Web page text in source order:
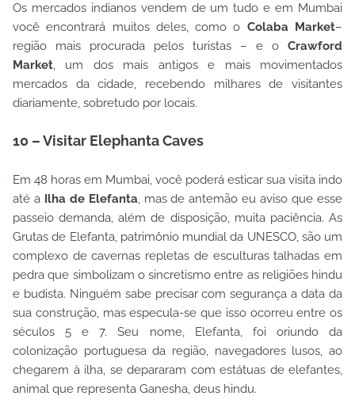
Os mercados indianos vendem de um tudo e em Mumbai
você encontrará muitos deles, como o Colaba Market–
região mais procurada pelos turistas – e o Crawford
Market, um dos mais antigos e mais movimentados
mercados da cidade, recebendo milhares de visitantes
diariamente, sobretudo por locais.
10 – Visitar Elephanta Caves
Em 48 horas em Mumbai, você poderá esticar sua visita indo
até a Ilha de Elefanta, mas de antemão eu aviso que esse
passeio demanda, além de disposição, muita paciência. As
Grutas de Elefanta, patrimônio mundial da UNESCO, são um
complexo de cavernas repletas de esculturas talhadas em
pedra que simbolizam o sincretismo entre as religiões hindu
e budista. Ninguém sabe precisar com segurança a data da
sua construção, mas especula-se que isso ocorreu entre os
séculos 5 e 7. Seu nome, Elefanta, foi oriundo da
colonização portuguesa da região, navegadores lusos, ao
chegarem à ilha, se depararam com estátuas de elefantes,
animal que representa Ganesha, deus hindu.